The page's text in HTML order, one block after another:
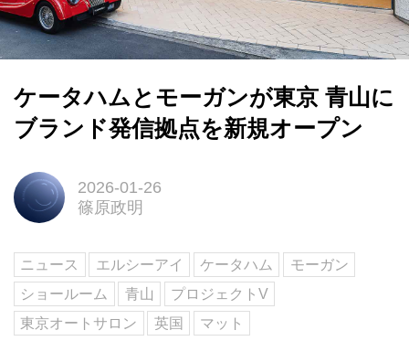
ケータハムとモーガンが東京 青山に
ブランド発信拠点を新規オープン
2026-01-26
篠原政明
ニュース エルシーアイ ケータハム
モーガン
ショールーム
青山
プロジェクトV
東京オートサロン
英国 マット